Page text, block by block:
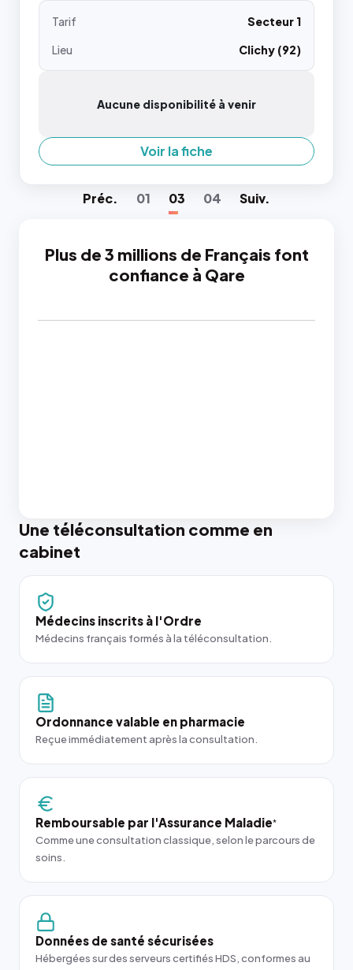
Tarif
Secteur 1
Lieu
Clichy (92)
Aucune disponibilité à venir
Voir la fiche
Préc. 01 03 04 Suiv.
Plus de 3 millions de Français font
confiance à Qare
Une téléconsultation comme en
cabinet
Médecins inscrits à l'Ordre
Médecins français formés à la téléconsultation.
Ordonnance valable en pharmacie
Reçue immédiatement après la consultation.
Remboursable par l'Assurance Maladie*
Comme une consultation classique, selon le parcours de
soins.
Données de santé sécurisées
Hébergées sur des serveurs certifiés HDS, conformes au